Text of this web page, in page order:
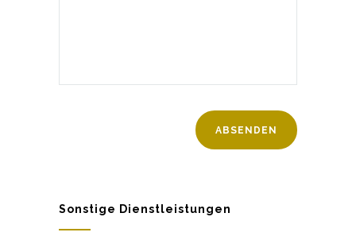
Sonstige Dienstleistungen